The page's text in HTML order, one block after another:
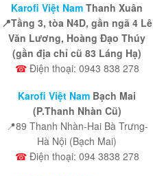
Karofi Việt Nam Thanh Xuân
📍Tầng 3, tòa N4D, gần ngã 4 Lê
Văn Lương, Hoàng Đạo Thúy
(gần địa chỉ cũ 83 Láng Hạ)
☎Điện thoại: 0943 838 278
Karofi Việt Nam Bạch Mai
(P.Thanh Nhàn Cũ)
📍89 Thanh Nhàn-Hai Bà Trưng-
Hà Nội (Bạch Mai)
☎ Điện thoại: 094 3838 278